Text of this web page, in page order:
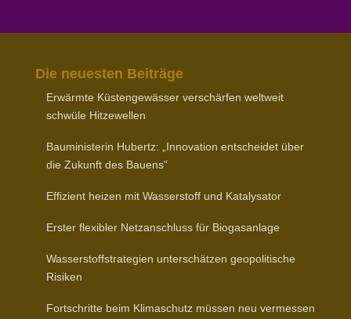
Die neuesten Beiträge
Erwärmte Küsten­ge­wässer verschärfen weltweit
schwüle Hitzewellen
Baumi­nis­terin Hubertz: „Inno­vation entscheidet über
die Zukunft des Bauens”
Effizient heizen mit Wasser­stoff und Katalysator
Erster flexibler Netz­an­schluss für Biogasanlage
Wasser­stoff­stra­tegien unter­schätzen geopo­li­tische
Risiken
Fort­schritte beim Klima­schutz müssen neu vermessen